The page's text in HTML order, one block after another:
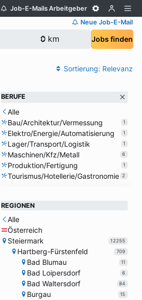
Job-E-MailsArbeitgeber
Neue Job-E-Mail
Jobs finden
Sortierung: Relevanz
BERUFE
Alle
Bau/Architektur/Vermessung
1
Elektro/Energie/Automatisierung 1
Lager/Transport/Logistik 1
Maschinen/Kfz/Metall 6
Produktion/Fertigung 1
Tourismus/Hotellerie/Gastronomie 2
REGIONEN
Alle
Österreich
Steiermark
12255
Hartberg-Fürstenfeld 709
Bad Blumau 11
Bad Loipersdorf 6
Bad Waltersdorf 84
Burgau 15